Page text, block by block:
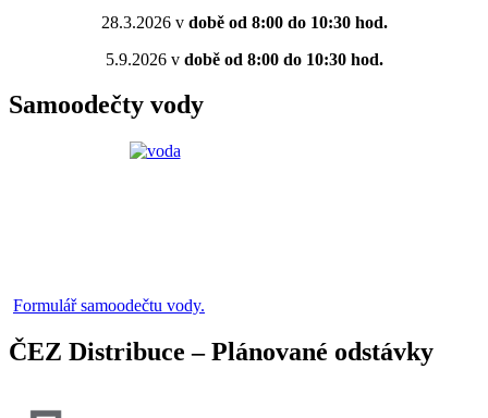
28.3.2026 vdobě od 8:00 do 10:30 hod.
5.9.2026 vdobě od 8:00 do 10:30 hod.
Samoodečty vody
Formulář samoodečtu vody.
ČEZ Distribuce – Plánované odstávky